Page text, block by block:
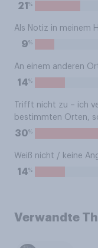
21 %
Als Notiz in meinem
9%
An einem anderen
14%
Trifft nicht zu – ich
bestimmten Orten,
30%
Weiß nicht / keine
14%
Verwandte